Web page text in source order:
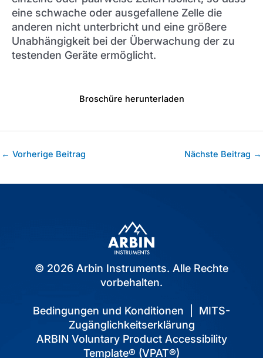
eine schwache oder ausgefallene Zelle die
anderen nicht unterbricht und eine größere
Unabhängigkeit bei der Überwachung der zu
testenden Geräte ermöglicht.
Broschüre herunterladen
Post
← Vorherige Beitrag Nächste Beitrag →
© 2026 Arbin Instruments. Alle Rechte
vorbehalten.
Bedingungen und Konditionen
MITS-
Zugänglichkeitserklärung
ARBIN Voluntary Product Accessibility
Template® (VPAT®)